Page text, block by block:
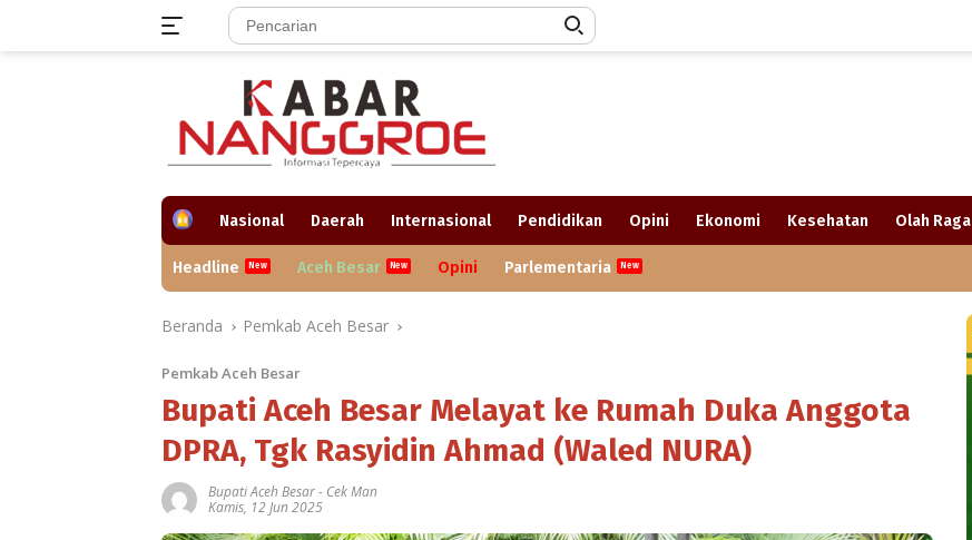
H
e
Nasional Daerah Internasional Pendidikan Opini Ekonomi Kesehatan Olah Raga
Headline Aceh Besar Opini Parlementaria
Beranda Pemkab Aceh Besar
Pemkab Aceh Besar
Bupati Aceh Besar Melayat ke Rumah Duka Anggota
DPRA, Tgk Rasyidin Ahmad (Waled NURA)
Bupati Aceh Besar- Cek Man
Kamis, 12 Jun 2025